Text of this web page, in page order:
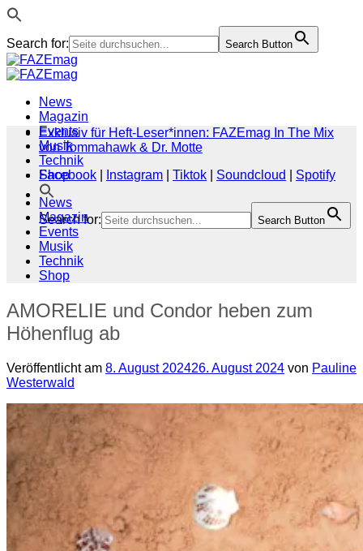
Search for: Search Button
Zum
Inhalt
News
Magazin
Events
Musik
Technik
Shop
Search for: Search Button
Exklusiv für Heft-Leser*innen: FAZEmag In The Mix
von Tommahawk & Dr. Motte
Facebook
Instagram Tiktok Soundcloud
Spotify
News
Magazin
Events
Musik
Technik
Shop
AMORELIE und Condor heben zum
Höhenflug ab
Veröffentlicht am 8. August 202426. August 2024 von Pauline
Westerwald